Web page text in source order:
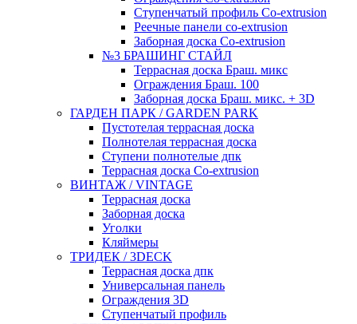
Ступенчатый профиль Co-extrusion
Реечные панели co-extrusion
Заборная доска Co-extrusion
№3 БРАШИНГ СТАЙЛ
Террасная доска Браш. микс
Ограждения Браш. 100
Заборная доска Браш. микс. + 3D
ГАРДЕН ПАРК / GARDEN PARK
Пустотелая террасная доска
Полнотелая террасная доска
Ступени полнотелые дпк
Террасная доска Co-extrusion
ВИНТАЖ / VINTAGE
Террасная доска
Заборная доска
Уголки
Кляймеры
ТРИДЕК / 3DECK
Террасная доска дпк
Универсальная панель
Ограждения 3D
Ступенчатый профиль